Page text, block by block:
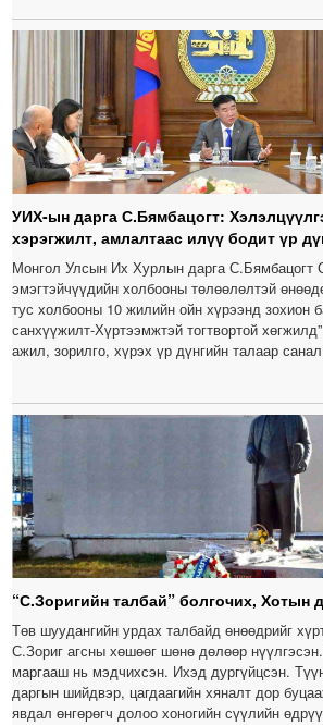
УИХ-ын дарга С.Бямбацогт:
хэрэгжилт, амлалтаас илүү бодит үр
Монгол Улсын Их Хурлын дарга С.Бямбацогт
эмэгтэйчүүдийн холбооны төлөөлөлтэй
тус холбооны 10 жилийн ойн хүрээнд зохион
санхүүжилт-Хүртээмжтэй тогтвортой
ажил, зорилго, хүрэх үр дүнгийн талаар
“С.Зоригийн талбай” болгочих, Хотын
Төв шуудангийн урдах талбайд өнөөдрийг
С.Зориг агсны хөшөөг шөнө дөлөөр
маргааш нь мэдчихсэн. Ихэд дургүйцсэн.
даргын шийдвэр, цагдаагийн хяналт дор
явдал өнгөрөгч долоо хоногийн сүүлийн